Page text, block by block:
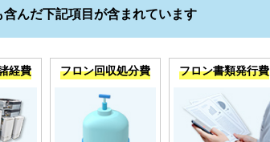
んだ下記項目が含まれています
経費 フロン回収処分費 フロン書類発行費